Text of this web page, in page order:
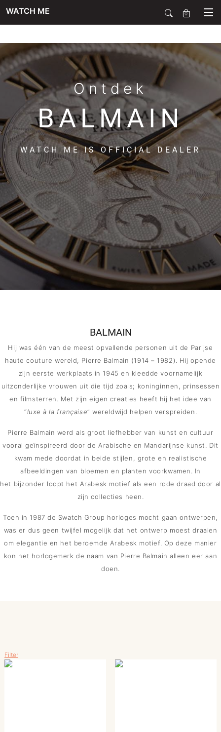
WATCH ME
SIERADEN
HORLOGES
SMARTWATCHES
SOORT
MERKEN
CONTACT
0
Ontdek
BALMAIN
WATCH ME IS OFFICIAL DEALER
BALMAIN
Hij was één van de meest opvallende personen uit de Parijse
haute couture wereld, Pierre Balmain (1914 – 1982). Hij opende
zijn eerste werkplaats in 1945 en kleedde voornamelijk
uitzonderlijke vrouwen uit die tijd zoals; koninginnen, prinsessen
en filmsterren. Met zijn eigen creaties heeft hij het idee van
“luxe à la française” wereldwijd helpen verspreiden.
Pierre Balmain werd als groot liefhebber van kunst en cultuur
vooral geïnspireerd door de Arabische en Mandarijnse kunst. Dit
kwam mede doordat in beide stijlen, grote en realistische
afbeeldingen van bloemen en planten voorkwamen. In
het bijzonder loopt het Arabesk motief als een rode draad door al
zijn collecties heen.
Toen in 1987 de Swatch Group horloges mocht gaan ontwerpen,
was er dus geen twijfel mogelijk dat het ontwerp moest draaien
om elegantie en het beroemde Arabesk motief. Op deze manier
kon het horlogemerk de naam van Pierre Balmain alleen eer aan
doen.
Filter